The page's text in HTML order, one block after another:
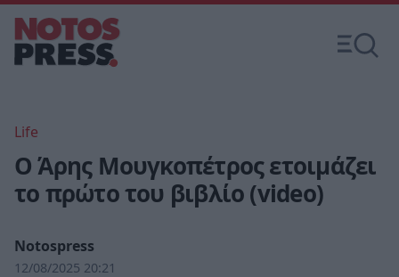
Life
Ο Άρης Μουγκοπέτρος ετοιμάζει
το πρώτο του βιβλίο (video)
Notospress
12/08/2025 20:21